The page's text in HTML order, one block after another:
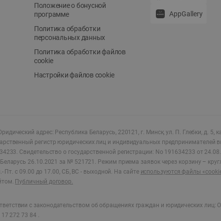
Положение о бонусной
программе
Политика обработки
персональных данных
Политика обработки файлов
cookie
Настройки файлов cookie
AppGallery
адрес: Республика Беларусь, 220121, г. Минск, ул. П. Глебки, д. 5,
регистр юридических лиц и индивидуальных предпринимателей
Свидетельство о государственной регистрации: No 191634233 от
26.10.2021 за № 521721. Режим приема заявок через корзину –
Пт. с 09.00 до 17.00, СБ, ВС - выходной. На сайте используются файлы
Публичный договор.
с законодательством об обращениях граждан и юридических лиц:
272 73 84 .